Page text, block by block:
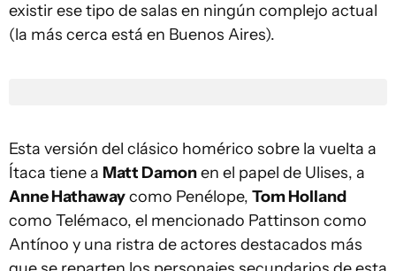
existir ese tipo de salas en ningún complejo actual
(la más cerca está en Buenos Aires).
Esta versión del clásico homérico sobre la vuelta a
Ítaca tiene a Matt Damonen el papel de Ulises, a
Anne Hathawaycomo Penélope, Tom Holland
como Telémaco, el mencionado Pattinson como
Antínoo y una ristra de actores destacados más